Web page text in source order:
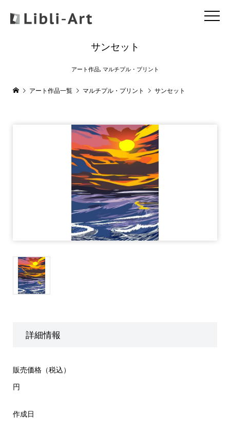
サンセット
アート作品, マルチプル・プリント
アート作品一覧 マルチプル・プリント サンセット
詳細情報
販売価格（税込）
円
作成日